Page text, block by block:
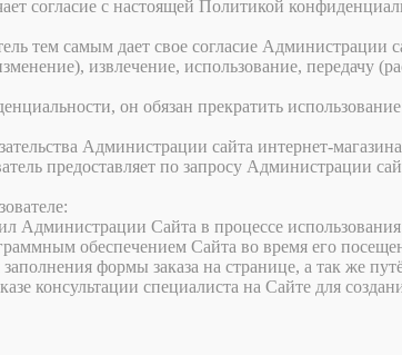
согласие с настоящей Политикой
тем самым дает свое согласие Администрации
извлечение, использование, передачу
он обязан прекратить
Администрации сайта интернет-
предоставляет по запросу Администрации
Администрации Сайта в процессе
обеспечением Сайта во время его
формы заказа на странице, а так же
консультации специалиста на Сайте для